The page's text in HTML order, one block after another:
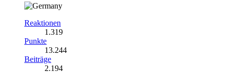
Reaktionen
1.319
Punkte
13.244
Beiträge
2.194